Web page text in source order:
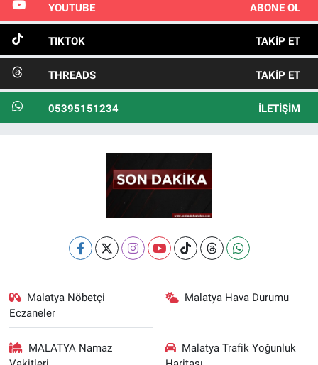
YOUTUBE ABONE OL
TIKTOK TAKIP ET
THREADS TAKIP ET
05395151234 İLETIŞIM
Malatya Nöbetçi
Eczaneler
Malatya Hava Durumu
MALATYA Namaz
Malatya Trafik Yoğunluk